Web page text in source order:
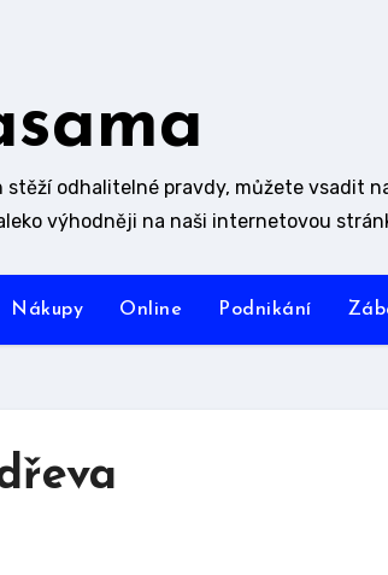
odhalitelné pravdy, můžete vsadit
výhodněji na naši internetovou
Nákupy Online Podnikání